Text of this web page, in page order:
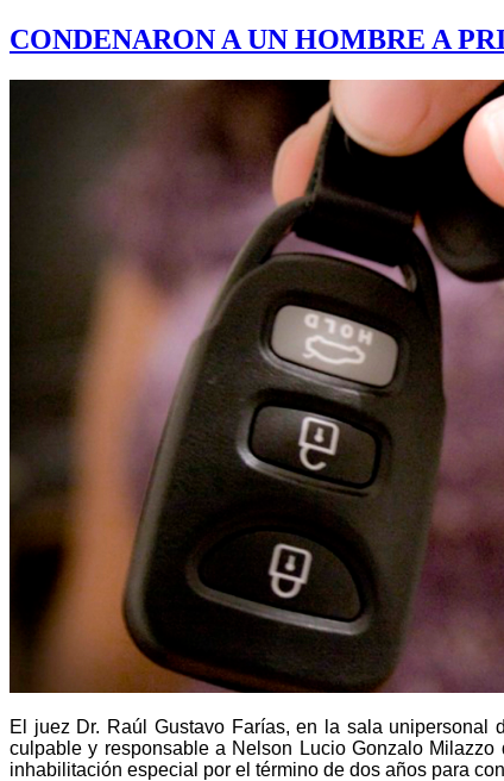
CONDENARON A UN HOMBRE A
El juez Dr. Raúl Gustavo Farías, en la sala unipersonal
culpable y responsable a Nelson Lucio Gonzalo
inhabilitación especial por el término de dos años para